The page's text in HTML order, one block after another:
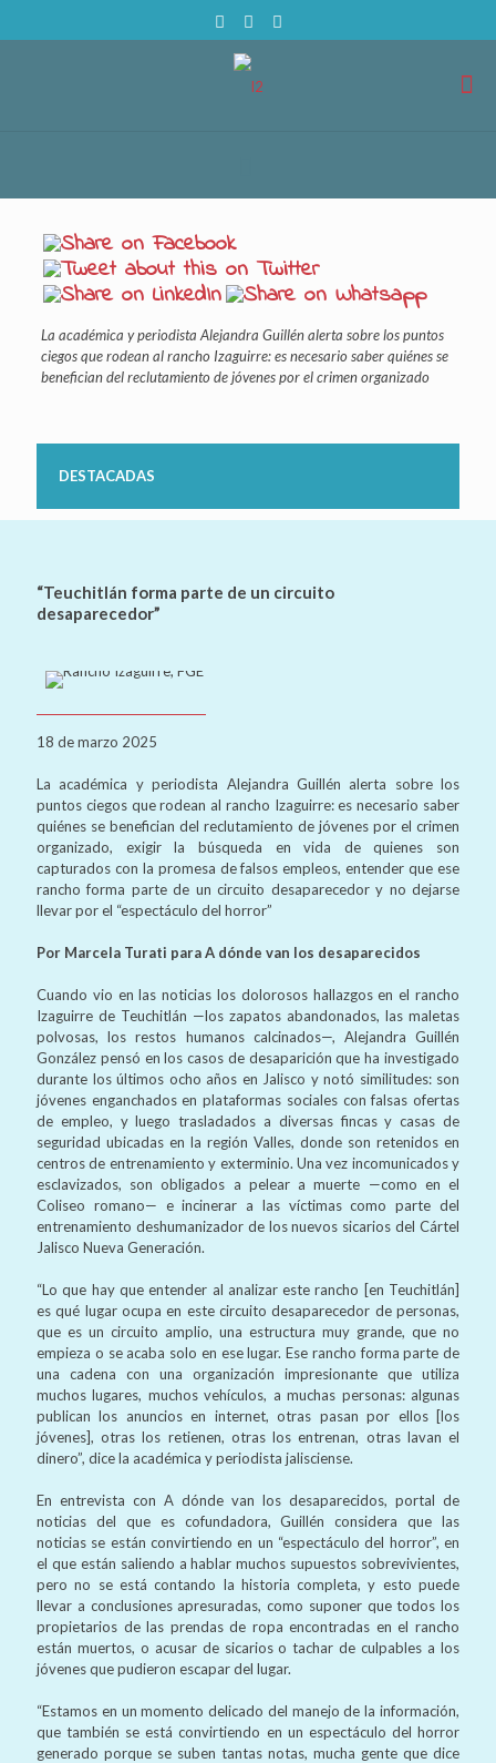
La académica y periodista Alejandra Guillén alerta sobre los puntos
ciegos que rodean al rancho Izaguirre: es necesario saber quiénes se
benefician del reclutamiento de jóvenes por el crimen organizado
DESTACADAS
“Teuchitlán forma parte de un circuito
desaparecedor”
18 de marzo 2025
La académica y periodista Alejandra Guillén alerta sobre los
puntos ciegos que rodean al rancho Izaguirre: es necesario saber
quiénes se benefician del reclutamiento de jóvenes por el crimen
organizado, exigir la búsqueda en vida de quienes son
capturados con la promesa de falsos empleos, entender que ese
rancho forma parte de un circuito desaparecedor y no dejarse
llevar por el “espectáculo del horror”
Por Marcela Turati para A dónde van los desaparecidos
Cuando vio en las noticias los dolorosos hallazgos en el rancho
Izaguirre de Teuchitlán —los zapatos abandonados, las maletas
polvosas, los restos humanos calcinados—, Alejandra Guillén
González pensó en los casos de desaparición que ha investigado
durante los últimos ocho años en Jalisco y notó similitudes: son
jóvenes enganchados en plataformas sociales con falsas ofertas
de empleo, y luego trasladados a diversas fincas y casas de
seguridad ubicadas en la región Valles, donde son retenidos en
centros de entrenamiento y exterminio. Una vez incomunicados y
esclavizados, son obligados a pelear a muerte —como en el
Coliseo romano— e incinerar a las víctimas como parte del
entrenamiento deshumanizador de los nuevos sicarios del Cártel
Jalisco Nueva Generación.
“Lo que hay que entender al analizar este rancho [en Teuchitlán]
es qué lugar ocupa en este circuito desaparecedor de personas,
que es un circuito amplio, una estructura muy grande, que no
empieza o se acaba solo en ese lugar. Ese rancho forma parte de
una cadena con una organización impresionante que utiliza
muchos lugares, muchos vehículos, a muchas personas: algunas
publican los anuncios en internet, otras pasan por ellos [los
jóvenes], otras los retienen, otras los entrenan, otras lavan el
dinero”, dice la académica y periodista jalisciense.
En entrevista con A dónde van los desaparecidos, portal de
noticias del que es cofundadora, Guillén considera que las
noticias se están convirtiendo en un “espectáculo del horror”, en
el que están saliendo a hablar muchos supuestos sobrevivientes,
pero no se está contando la historia completa, y esto puede
llevar a conclusiones apresuradas, como suponer que todos los
propietarios de las prendas de ropa encontradas en el rancho
están muertos, o acusar de sicarios o tachar de culpables a los
jóvenes que pudieron escapar del lugar.
“Estamos en un momento delicado del manejo de la información,
que también se está convirtiendo en un espectáculo del horror
generado porque se suben tantas notas, mucha gente que dice